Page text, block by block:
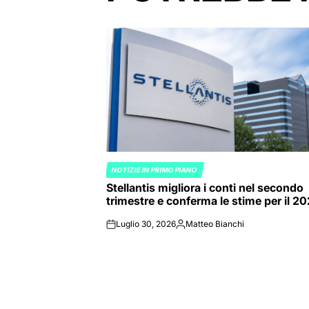
POSTED
IN
NOTIZIE IN PRIMO PIANO
Stellantis migliora i conti nel secondo
trimestre e conferma le stime per il
onLuglio 30, 2026Posted
Matteo Bianchi